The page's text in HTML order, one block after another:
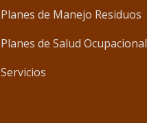
Planes de Manejo Residuos
Planes de Salud Ocupacional
Servicios